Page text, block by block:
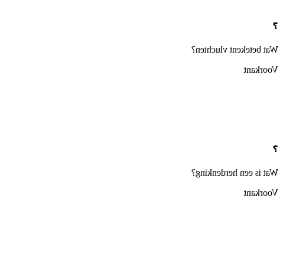
❓
Wat betekent vluchten?
Voorkant
❓
Wat is een herdenking?
Voorkant